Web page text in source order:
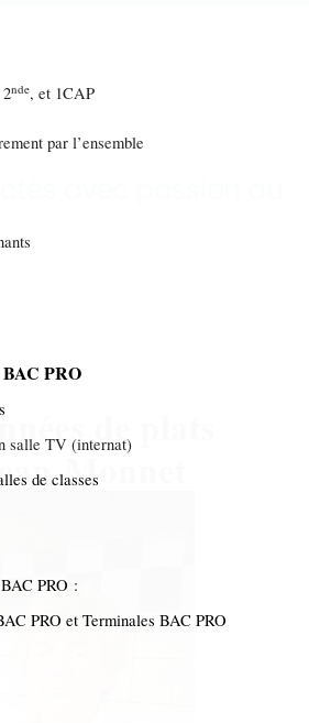
nde, et 1CAP
l’ensemble
PRO
TV (internat)
de classes
PRO :
PRO et Terminales BAC PRO
avec passion au